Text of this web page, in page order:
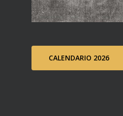
CALENDARIO 2026